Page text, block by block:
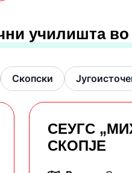
училишта во
Скопски
СЕУГС
СКОПЈЕ